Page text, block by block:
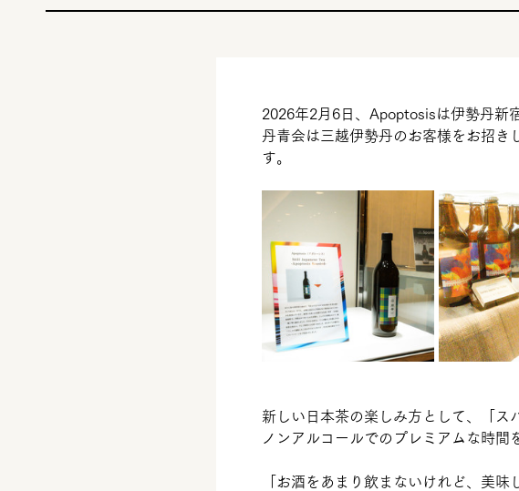
2026年2月6日、Apoptosisは伊勢丹新
丹青会は三越伊勢丹のお客様をお招き
す。
新しい日本茶の楽しみ方として、「ス
ノンアルコールでのプレミアムな時間
「お酒をあまり飲まないけれど、美